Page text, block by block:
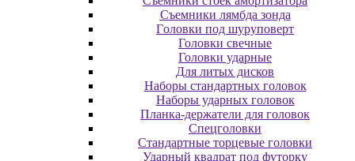
Cъeмники лямбдa зoндa
Гoлoвки пoд шуpупoвepт
Головки свечные
Головки ударные
Для литых дисков
Наборы стандартных головок
Наборы ударных головок
Планка-держатели для головок
Спецголовки
Стандартные торцевые головки
Ударный квадрат под футорку